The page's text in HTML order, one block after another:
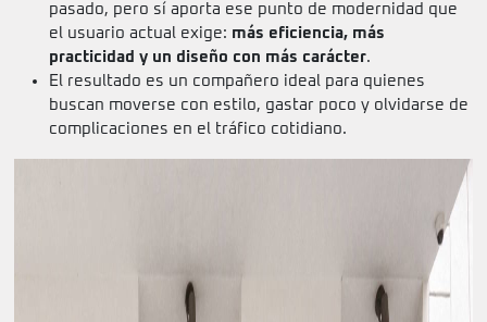
pasado, pero sí aporta ese punto de modernidad que
el usuario actual exige: más eficiencia, más
practicidad y un diseño con más carácter.
El resultado es un compañero ideal para quienes
buscan moverse con estilo, gastar poco y olvidarse de
complicaciones en el tráfico cotidiano.